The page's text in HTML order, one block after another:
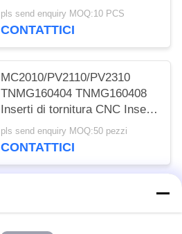
PVD, finitura del frantumatore
DCMT11T302, colore dorato
pls send enquiry MOQ:10 PCS
CONTATTICI
MC2010/PV2110/PV2310
TNMG160404 TNMG160408
Inserti di tornitura CNC Inserti
di tornitura Cermet per la
macchina CNC in 5FG chip
pls send enquiry MOQ:50 pezzi
CONTATTICI